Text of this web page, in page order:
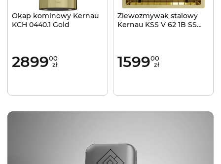
Okap kominowy Kernau
KCH 0440.1 Gold
289900
zł
Zlewozmywak stalowy
Kernau KSS V 62 1B SS
159900
zł